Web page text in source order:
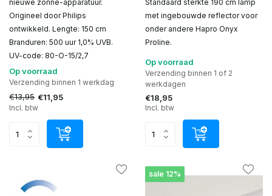
nieuwe zonne-apparatuur.
Origineel door Philips
ontwikkeld. Lengte: 150 cm
Branduren: 500 uur 1,0% UVB.
UV-code: 80-O-15/2,7
Op voorraad
Verzending binnen 1 werkdag
€13,95 €11,95
Incl. btw
Standaard sterkte 190 cm lamp
met ingebouwde reflector voor
onder andere Hapro Onyx
Proline.
Op voorraad
Verzending binnen 1 of 2
werkdagen
€18,95
Incl. btw
sale 12%